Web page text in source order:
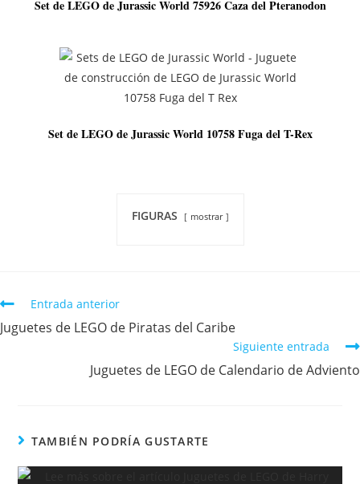
Set de LEGO de Jurassic World 75926 Caza del Pteranodon
Set de LEGO de Jurassic World 10758 Fuga del T-Rex
FIGURAS mostrar
Entrada anterior
Juguetes de LEGO de Piratas del Caribe
Siguiente entrada
Juguetes de LEGO de Calendario de Adviento
TAMBIÉN PODRÍA GUSTARTE